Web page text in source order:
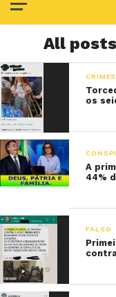
All
CRIMES
os
A
44%
FALSO